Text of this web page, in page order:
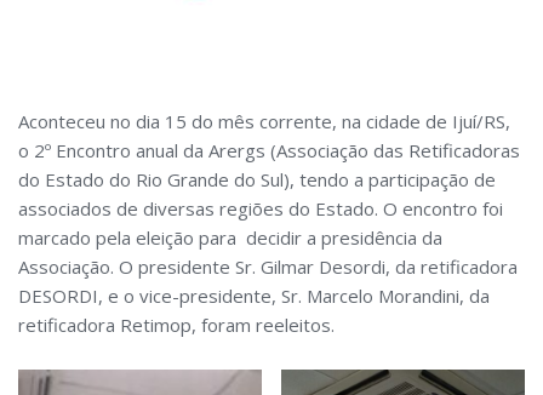
Aconteceu no dia 15 do mês corrente, na cidade de Ijuí/RS,
o 2º Encontro anual da Arergs (Associação das Retificadoras
do Estado do Rio Grande do Sul), tendo a participação de
associados de diversas regiões do Estado. O encontro foi
marcado pela eleição para decidir a presidência da
Associação. O presidente Sr. Gilmar Desordi, da retificadora
DESORDI, e o vice-presidente, Sr. Marcelo Morandini, da
retificadora Retimop, foram reeleitos.